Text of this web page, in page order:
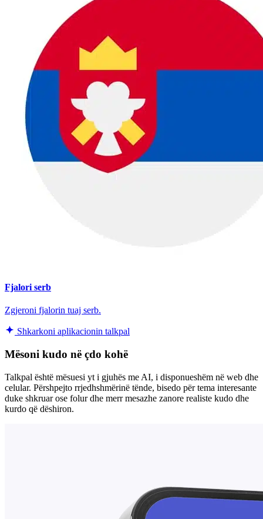
Fjalori serb
Zgjeroni fjalorin tuaj serb.
Shkarkoni aplikacionin talkpal
Mësoni kudo në çdo kohë
Talkpal është mësuesi yt i gjuhës me AI, i disponueshëm në web dhe
celular. Përshpejto rrjedhshmërinë tënde, bisedo për tema interesante
duke shkruar ose folur dhe merr mesazhe zanore realiste kudo dhe
kurdo që dëshiron.